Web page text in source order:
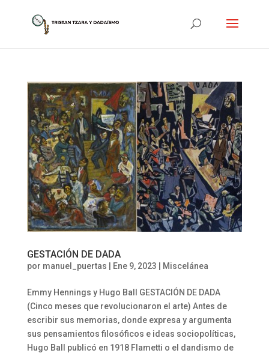
GESTACIÓN DE DADA
por manuel_puertas Ene 9, 2023 Miscelánea
Emmy Hennings y Hugo Ball GESTACIÓN DE DADA
(Cinco meses que revolucionaron el arte) Antes de
escribir sus memorias, donde expresa y argumenta
sus pensamientos filosóficos e ideas sociopolíticas,
Hugo Ball publicó en 1918 Flametti o el dandismo de